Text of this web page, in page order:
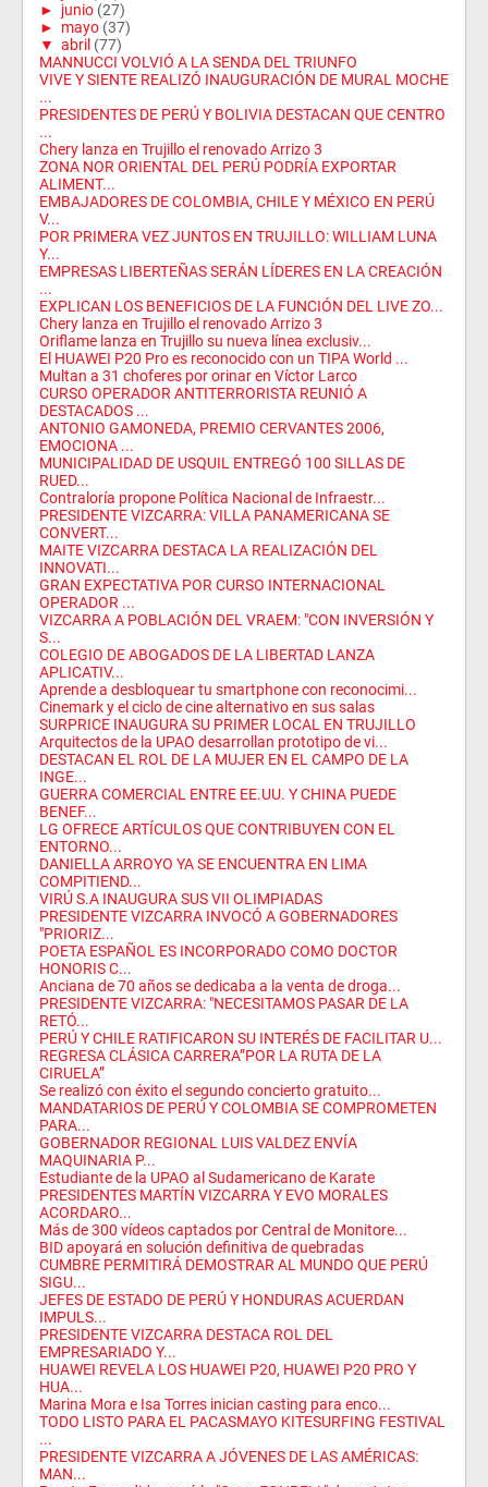
► junio (27)
► mayo (37)
▼ abril (77)
MANNUCCI VOLVIÓ A LA SENDA DEL TRIUNFO
VIVE Y SIENTE REALIZÓ INAUGURACIÓN DE MURAL MOCHE
...
PRESIDENTES DE PERÚ Y BOLIVIA DESTACAN QUE CENTRO
...
Chery lanza en Trujillo el renovado Arrizo 3
ZONA NOR ORIENTAL DEL PERÚ PODRÍA EXPORTAR
ALIMENT...
EMBAJADORES DE COLOMBIA, CHILE Y MÉXICO EN PERÚ
V...
POR PRIMERA VEZ JUNTOS EN TRUJILLO: WILLIAM LUNA
Y...
EMPRESAS LIBERTEÑAS SERÁN LÍDERES EN LA CREACIÓN
...
EXPLICAN LOS BENEFICIOS DE LA FUNCIÓN DEL LIVE ZO...
Chery lanza en Trujillo el renovado Arrizo 3
Oriflame lanza en Trujillo su nueva línea exclusiv...
El HUAWEI P20 Pro es reconocido con un TIPA World ...
Multan a 31 choferes por orinar en Víctor Larco
CURSO OPERADOR ANTITERRORISTA REUNIÓ A
DESTACADOS ...
ANTONIO GAMONEDA, PREMIO CERVANTES 2006,
EMOCIONA ...
MUNICIPALIDAD DE USQUIL ENTREGÓ 100 SILLAS DE
RUED...
Contraloría propone Política Nacional de Infraestr...
PRESIDENTE VIZCARRA: VILLA PANAMERICANA SE
CONVERT...
MAITE VIZCARRA DESTACA LA REALIZACIÓN DEL
INNOVATI...
GRAN EXPECTATIVA POR CURSO INTERNACIONAL
OPERADOR ...
VIZCARRA A POBLACIÓN DEL VRAEM: "CON INVERSIÓN Y
S...
COLEGIO DE ABOGADOS DE LA LIBERTAD LANZA
APLICATIV...
Aprende a desbloquear tu smartphone con reconocimi...
Cinemark y el ciclo de cine alternativo en sus salas
SURPRICE INAUGURA SU PRIMER LOCAL EN TRUJILLO
Arquitectos de la UPAO desarrollan prototipo de vi...
DESTACAN EL ROL DE LA MUJER EN EL CAMPO DE LA
INGE...
GUERRA COMERCIAL ENTRE EE.UU. Y CHINA PUEDE
BENEF...
LG OFRECE ARTÍCULOS QUE CONTRIBUYEN CON EL
ENTORNO...
DANIELLA ARROYO YA SE ENCUENTRA EN LIMA
COMPITIEND...
VIRÚ S.A INAUGURA SUS VII OLIMPIADAS
PRESIDENTE VIZCARRA INVOCÓ A GOBERNADORES
"PRIORIZ...
POETA ESPAÑOL ES INCORPORADO COMO DOCTOR
HONORIS C...
Anciana de 70 años se dedicaba a la venta de droga...
PRESIDENTE VIZCARRA: "NECESITAMOS PASAR DE LA
RETÓ...
PERÚ Y CHILE RATIFICARON SU INTERÉS DE FACILITAR U...
REGRESA CLÁSICA CARRERA”POR LA RUTA DE LA
CIRUELA”
Se realizó con éxito el segundo concierto gratuito...
MANDATARIOS DE PERÚ Y COLOMBIA SE COMPROMETEN
PARA...
GOBERNADOR REGIONAL LUIS VALDEZ ENVÍA
MAQUINARIA P...
Estudiante de la UPAO al Sudamericano de Karate
PRESIDENTES MARTÍN VIZCARRA Y EVO MORALES
ACORDARO...
Más de 300 vídeos captados por Central de Monitore...
BID apoyará en solución definitiva de quebradas
CUMBRE PERMITIRÁ DEMOSTRAR AL MUNDO QUE PERÚ
SIGU...
JEFES DE ESTADO DE PERÚ Y HONDURAS ACUERDAN
IMPULS...
PRESIDENTE VIZCARRA DESTACA ROL DEL
EMPRESARIADO Y...
HUAWEI REVELA LOS HUAWEI P20, HUAWEI P20 PRO Y
HUA...
Marina Mora e Isa Torres inician casting para enco...
TODO LISTO PARA EL PACASMAYO KITESURFING FESTIVAL
...
PRESIDENTE VIZCARRA A JÓVENES DE LAS AMÉRICAS:
MAN...